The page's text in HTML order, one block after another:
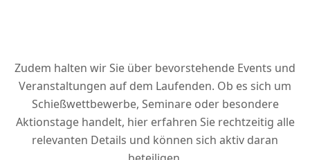
Zudem halten wir Sie über bevorstehende Events und
Veranstaltungen auf dem Laufenden. Ob es sich um
Schießwettbewerbe, Seminare oder besondere
Aktionstage handelt, hier erfahren Sie rechtzeitig alle
relevanten Details und können sich aktiv daran